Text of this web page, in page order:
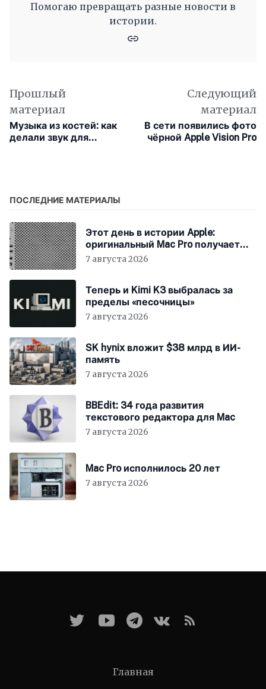
Помогаю превращать разные новости в
истории.
Прошлый
материал
Музыка из костей: как
делали звук для
Следующий
материал
В сети появились фото
чёрной Apple Vision Pro
ПОСЛЕДНИЕ МАТЕРИАЛЫ
Этот день в истории Apple:
оригинальный Mac Pro получает
мощный процессор Intel
7 августа 2026
Теперь и Kimi K3 выбралась за
пределы «песочницы»
7 августа 2026
SK hynix вложит $38 млрд в ИИ-
память
7 августа 2026
BBEdit: 34 года развития
текстового редактора для Mac
7 августа 2026
Mac Pro исполнилось 20 лет
7 августа 2026
Главная